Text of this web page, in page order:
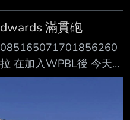
C .240 .357 .373
Burleson (L) 1B .288
3
滿貫砲
在加入WPBL後 今天打
砲 幫助球隊LA